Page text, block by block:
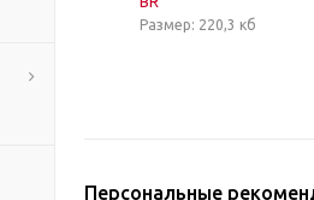
Размер: 220,3 кб
Персональные